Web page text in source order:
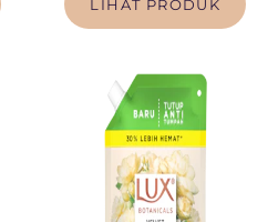
LIHAT PRODUK